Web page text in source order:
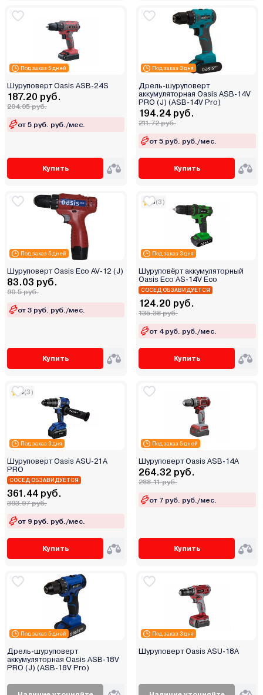
Под заказ 5 дней
Шуруповерт Oasis ASB-24S
187.20 руб.
204.05 руб.
от 5 руб. руб./мес.
Купить
Под заказ 3 дня
Дрель-шуруповерт
аккумуляторная Oasis ASB-14V
PRO (J) (ASB-14V Pro)
194.24 руб.
211.72 руб.
от 5 руб. руб./мес.
Купить
Под заказ 5 дней
Шуруповерт Oasis Eco AV-12 (J)
83.03 руб.
90.5 руб.
от 3 руб. руб./мес.
Купить
Под заказ 3 дня
5(3)
Шуруповёрт аккумуляторный
Oasis Eco AS-14V Eco
СОСЕД ОБЗАВИДУЕТСЯ
124.20 руб.
135.38 руб.
от 4 руб. руб./мес.
Купить
Под заказ 3 дня
5(3)
Шуруповерт Oasis ASU-21A
PRO
СОСЕД ОБЗАВИДУЕТСЯ
361.44 руб.
393.97 руб.
от 9 руб. руб./мес.
Купить
Под заказ 5 дней
Шуруповерт Oasis ASB-14A
264.32 руб.
288.11 руб.
от 7 руб. руб./мес.
Купить
Под заказ 5 дней
Дрель-шуруповерт
аккумуляторная Oasis ASB-18V
PRO (J) (ASB-18V Pro)
Под заказ 3 дня
Шуруповерт Oasis ASU-18A